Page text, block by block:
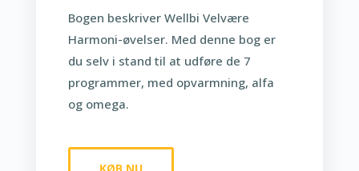
Bogen beskriver Wellbi Velvære
Harmoni-øvelser. Med denne bog er
du selv i stand til at udføre de 7
programmer, med opvarmning, alfa
og omega.